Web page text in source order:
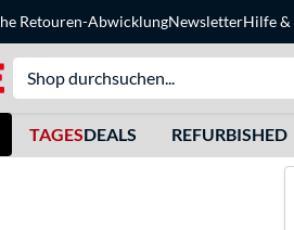
Retouren-AbwicklungNewsletterHilfe&
TAGESDEALS REFURBISHED